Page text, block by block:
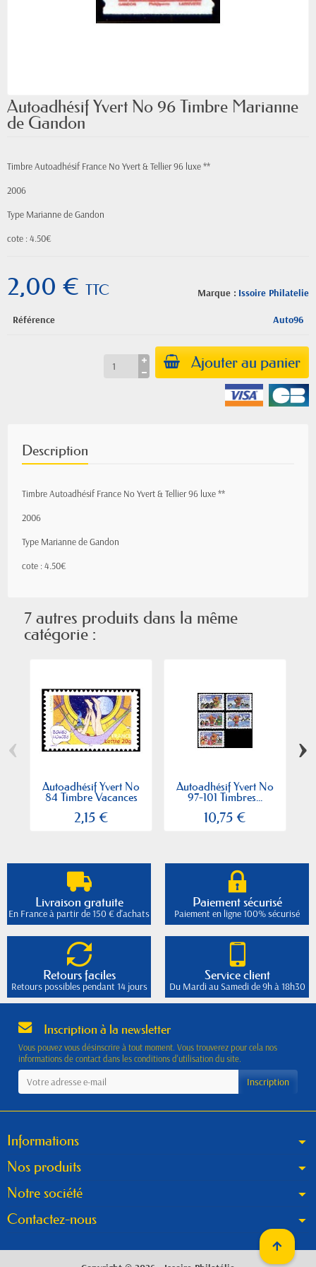
Autoadhésif Yvert No 96 Timbre Marianne
de Gandon
Timbre Autoadhésif France No Yvert & Tellier 96 luxe **
2006
Type Marianne de Gandon
cote : 4.50€
Marque : Issoire Philatelie
2,00 € TTC
Référence Auto96
Ajouter au panier
Description
Timbre Autoadhésif France No Yvert & Tellier 96 luxe **
2006
Type Marianne de Gandon
cote : 4.50€
7 autres produits dans la même
catégorie :
Autoadhésif Yvert No
84 Timbre Vacances
2,15 €
Autoadhésif Yvert No
97-101 Timbres...
10,75 €
‹ ›
Livraison gratuite
En France à partir de 150 € d'achats
Paiement sécurisé
Paiement en ligne 100% sécurisé
Retours faciles
Retours possibles pendant 14 jours
Service client
Du Mardi au Samedi de 9h à 18h30
Inscription à la newsletter
Vous pouvez vous désinscrire à tout moment. Vous trouverez pour cela nos
informations de contact dans les conditions d'utilisation du site.
Informations
Nos produits
Notre société
Contactez-nous